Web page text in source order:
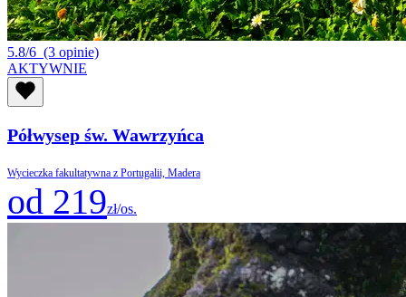
5.8/6 (3 opinie)
AKTYWNIE
Półwysep św. Wawrzyńca
Wycieczka fakultatywna z Portugalii, Madera
od 219zł/os.